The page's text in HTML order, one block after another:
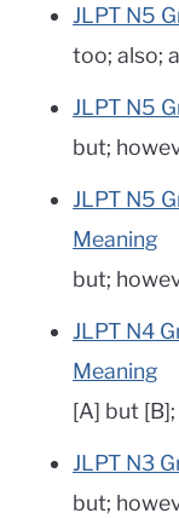
JLPT N5
too; also;
JLPT N5
but;
JLPT N5
Meaning
but;
JLPT N4
Meaning
[A] but
JLPT N3
but;